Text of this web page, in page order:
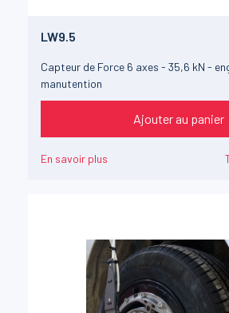
LW9.5
Capteur de Force 6 axes - 35,6 kN -
manutention
Ajouter au panier
En savoir plus